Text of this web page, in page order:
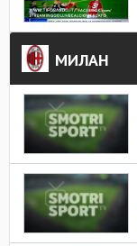
МИЛАН